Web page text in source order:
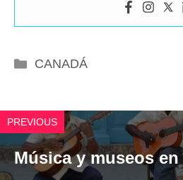
Categorías
CANADÁ
PREVIOUS
Música y museos en